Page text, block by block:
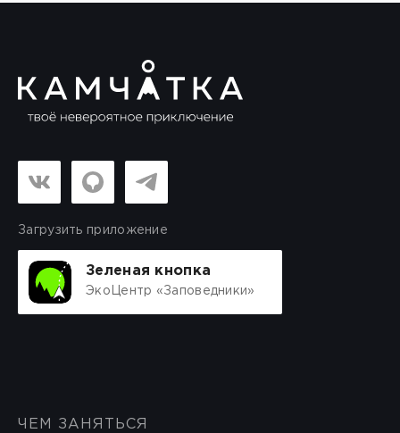
Загрузить приложение
Зеленая кнопка
ЭкоЦентр «Заповедники»
ЧЕМ ЗАНЯТЬСЯ